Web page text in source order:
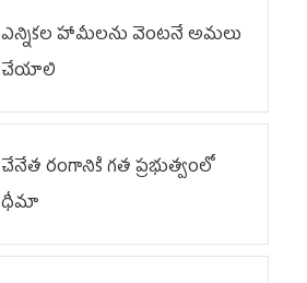
ఎన్నికల హామీలను వెంటనే అమలు
చేయాలి
చేనేత రంగానికి గత ప్రభుత్వంలో
ధీమా